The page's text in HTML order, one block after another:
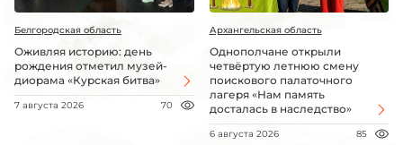
Белгородская область
Оживляя историю: день
рождения отметил музей-
диорама «Курская битва»
7 августа 2026 70
Архангельская область
Однополчане открыли
четвёртую летнюю смену
поискового палаточного
лагеря «Нам память
досталась в наследство»
6 августа 2026 85